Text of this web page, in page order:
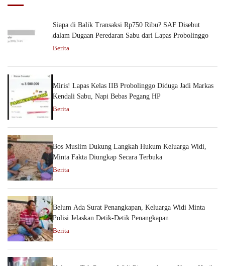
Siapa di Balik Transaksi Rp750 Ribu? SAF Disebut
dalam Dugaan Peredaran Sabu dari Lapas Probolinggo
Berita
Miris! Lapas Kelas IIB Probolinggo Diduga Jadi Markas
Kendali Sabu, Napi Bebas Pegang HP
Berita
Bos Muslim Dukung Langkah Hukum Keluarga Widi,
Minta Fakta Diungkap Secara Terbuka
Berita
Belum Ada Surat Penangkapan, Keluarga Widi Minta
Polisi Jelaskan Detik-Detik Penangkapan
Berita